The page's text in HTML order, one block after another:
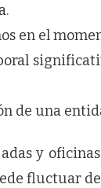
en el
de una
y
fluctuar